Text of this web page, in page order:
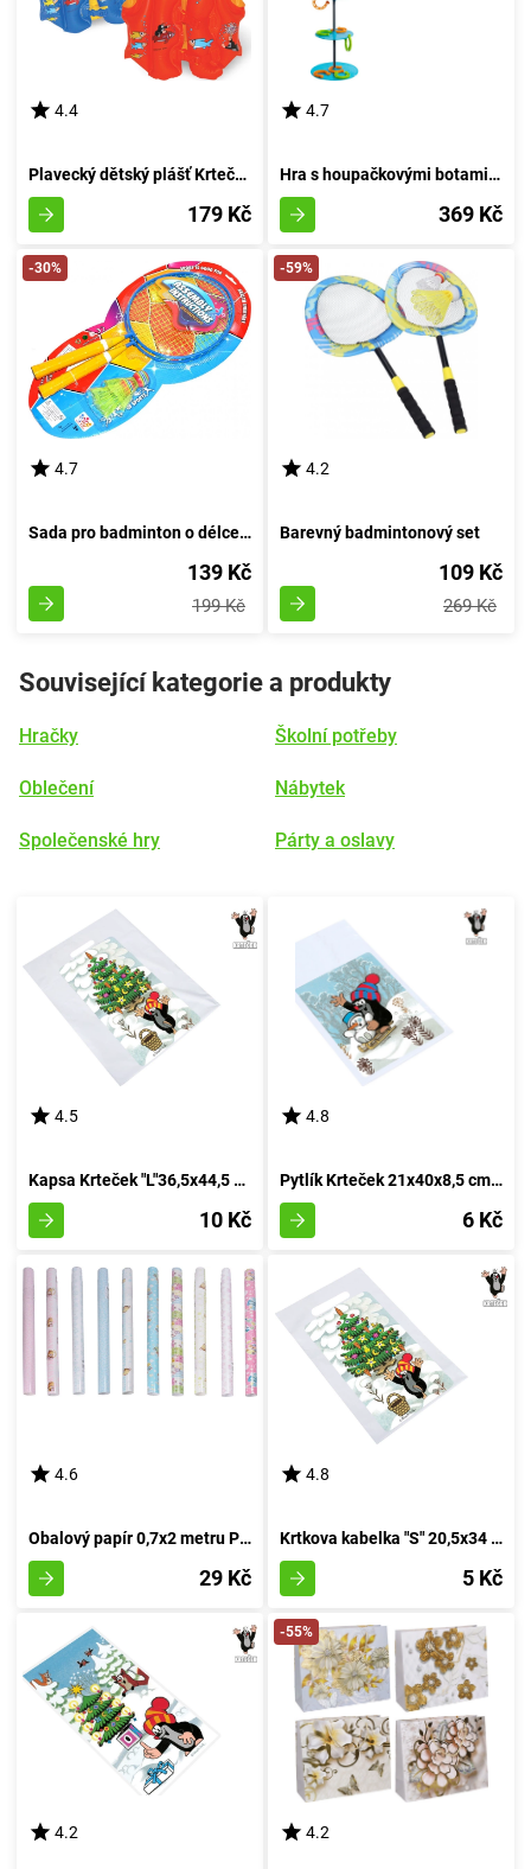
4.4
Plavecký dětský plášť Krteček 45x50 cm
179 Kč
4.7
Hra s houpačkovými botami Swingin' Kopyta od Fat Brain
369 Kč
-30%
4.7
Sada pro badminton o délce 44 centimetrů
139 Kč
199 Kč
-59%
4.2
Barevný badmintonový set
109 Kč
269 Kč
Související kategorie a produkty
Hračky
Oblečení
Společenské hry
Školní potřeby
Nábytek
Párty a oslavy
4.5
Kapsa Krteček "L"36,5x44,5 cm SVÁTKY
10 Kč
4.8
Pytlík Krteček 21x40x8,5 cm SVÁTKY
6 Kč
4.6
Obalový papír 0,7x2 metru PRO DĚTI - RŮZNÁ SMĚS
29 Kč
4.8
Krtkova kabelka "S" 20,5x34 cm SVÁTKY
5 Kč
4.2
-55%
4.2